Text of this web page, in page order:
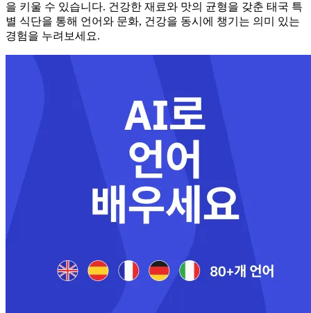
을 키울 수 있습니다. 건강한 재료와 맛의 균형을 갖춘 태국 특
별 식단을 통해 언어와 문화, 건강을 동시에 챙기는 의미 있는
경험을 누려보세요.